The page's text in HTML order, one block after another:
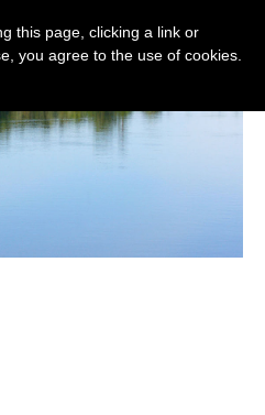
this page, clicking a link or
you agree to the use of cookies.